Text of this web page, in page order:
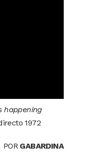
happening
1972
POR GABARDINA